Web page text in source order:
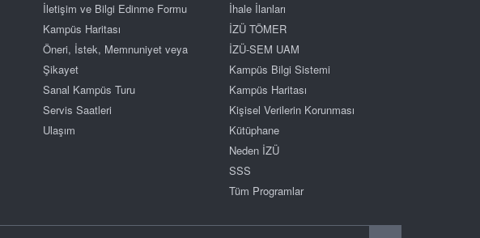
İletişim ve Bilgi Edinme Formu
Kampüs Haritası
Öneri, İstek, Memnuniyet veya
Şikayet
Sanal Kampüs Turu
Servis Saatleri
Ulaşım
İhale İlanları
İZÜ TÖMER
İZÜ-SEM UAM
Kampüs Bilgi Sistemi
Kampüs Haritası
Kişisel Verilerin Korunması
Kütüphane
Neden İZÜ
SSS
Tüm Programlar